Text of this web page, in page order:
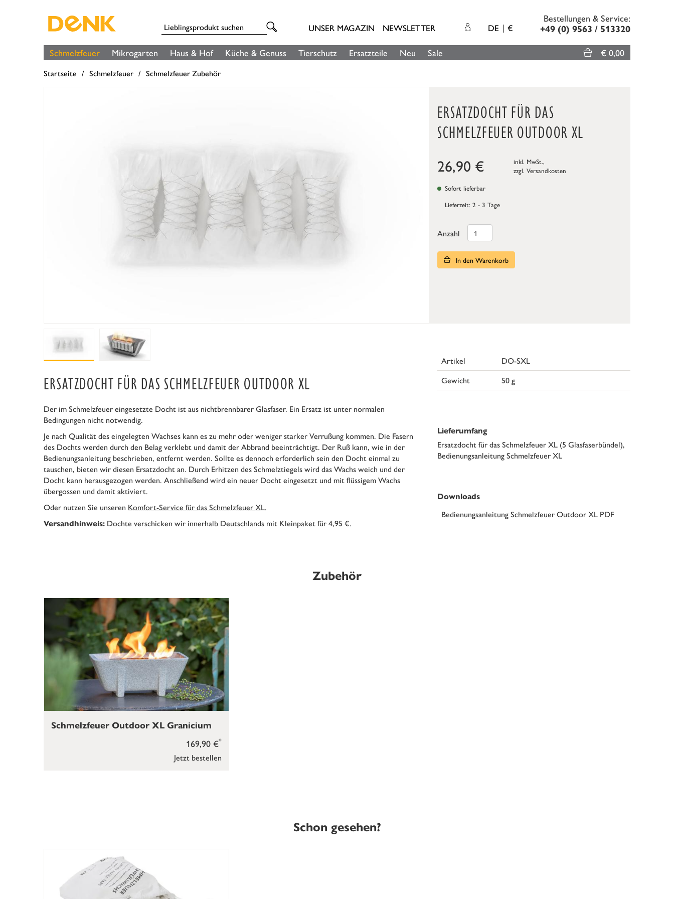
UNSER MAGAZIN NEWSLETTER DE €
Bestellungen & Service:
+49 (0) 9563 / 513320
Schmelzfeuer Mikrogarten Haus & Hof Küche & Genuss Tierschutz Ersatzteile Neu Sale € 0,00
Startseite Schmelzfeuer Schmelzfeuer Zubehör
ERSATZDOCHT FÜR DAS
SCHMELZFEUER OUTDOOR XL
26,90 €
inkl. MwSt.,
zzgl. Versandkosten
Sofort lieferbar
Lieferzeit: 2 - 3 Tage
Anzahl
In den Warenkorb
ERSATZDOCHT FÜR DAS SCHMELZFEUER OUTDOOR XL
Der im Schmelzfeuer eingesetzte Docht ist aus nichtbrennbarer Glasfaser. Ein Ersatz ist unter normalen
Bedingungen nicht notwendig.
Je nach Qualität des eingelegten Wachses kann es zu mehr oder weniger starker Verrußung kommen. Die Fasern
des Dochts werden durch den Belag verklebt und damit der Abbrand beeinträchtigt. Der Ruß kann, wie in der
Bedienungsanleitung beschrieben, entfernt werden. Sollte es dennoch erforderlich sein den Docht einmal zu
tauschen, bieten wir diesen Ersatzdocht an. Durch Erhitzen des Schmelztiegels wird das Wachs weich und der
Docht kann herausgezogen werden. Anschließend wird ein neuer Docht eingesetzt und mit flüssigem Wachs
übergossen und damit aktiviert.
Oder nutzen Sie unseren Komfort-Service für das Schmelzfeuer XL.
Versandhinweis: Dochte verschicken wir innerhalb Deutschlands mit Kleinpaket für 4,95 €.
Artikel
DO-SXL
Gewicht
50 g
Lieferumfang
Ersatzdocht für das Schmelzfeuer XL (5 Glasfaserbündel),
Bedienungsanleitung Schmelzfeuer XL
Downloads
Bedienungsanleitung Schmelzfeuer Outdoor XL PDF
Zubehör
Jetzt bestellen
169,90 €*
Schmelzfeuer Outdoor XL Granicium
Schon gesehen?